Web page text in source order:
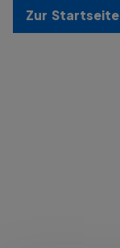
Zur Startseite